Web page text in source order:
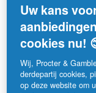
Wat is
Foliumzuur is een
vitamine B9). Het
moet het dus via
Uw kans
cookies nu!
Wij, Procter &
derdepartij cookies,
op deze website om